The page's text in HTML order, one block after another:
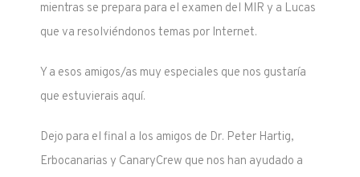
mientras se prepara para el examen del MIR y a Lucas
que va resolviéndonos temas por Internet.
Y a esos amigos/as muy especiales que nos gustaría
que estuvierais aquí.
Dejo para el final a los amigos de Dr. Peter Hartig,
Erbocanarias y CanaryCrew que nos han ayudado a